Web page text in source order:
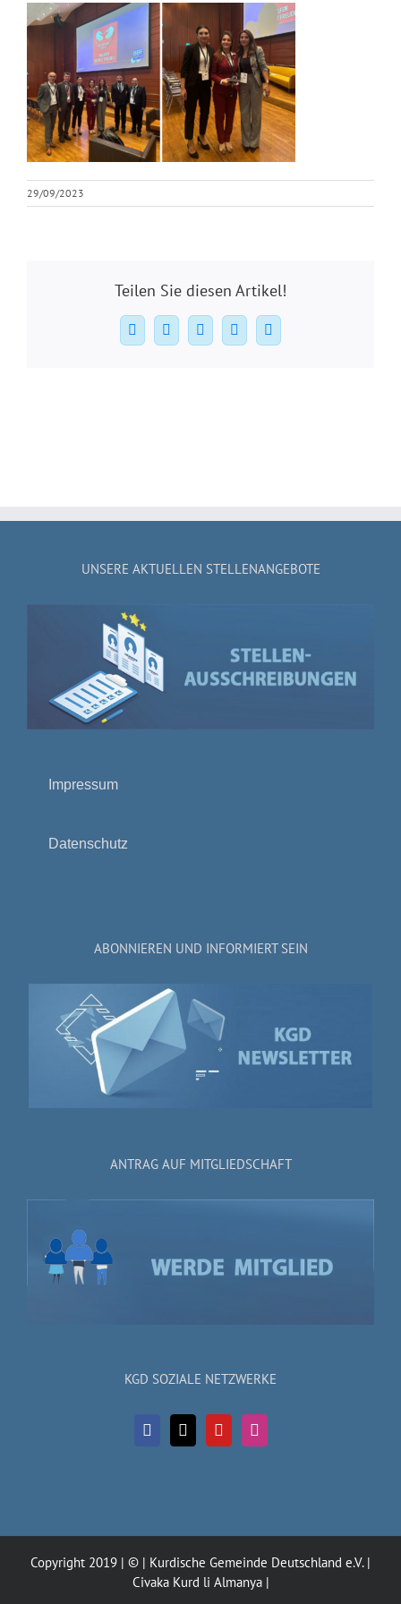
29/09/2023
Teilen Sie diesen Artikel!
Facebook
X WhatsAppPinterest
E-
Mail
UNSERE AKTUELLEN STELLENANGEBOTE
Impressum
Datenschutz
ABONNIEREN UND INFORMIERT SEIN
ANTRAG AUF MITGLIEDSCHAFT
KGD SOZIALE NETZWERKE
Copyright 2019 | © | Kurdische Gemeinde Deutschland e.V. |
Civaka Kurd li Almanya |